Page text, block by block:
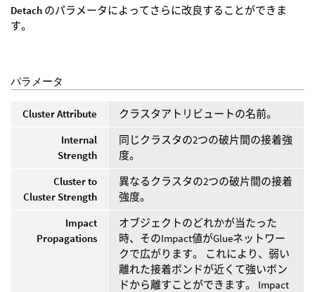
Detach のパラメータによってさらに改良することができま
す。
パラメータ
Cluster Attribute
クラスタアトリビュートの名前。
Internal
Strength
同じクラスタの2つの破片間の接着強
度。
Cluster to
Cluster Strength
異なるクラスタの2つの破片間の接着
強度。
Impact
Propagations
オブジェクトのどれかが当たった
時、そのImpact値がGlueネットワー
クで広がります。 これにより、弱い
離れた接着ボンドが近くて強いボン
ドから離すことができます。 Impact